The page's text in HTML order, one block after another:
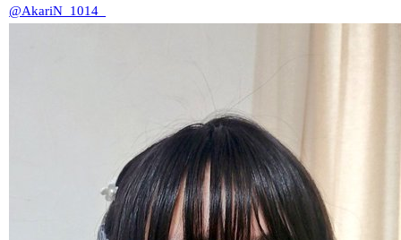
@AkariN_1014_